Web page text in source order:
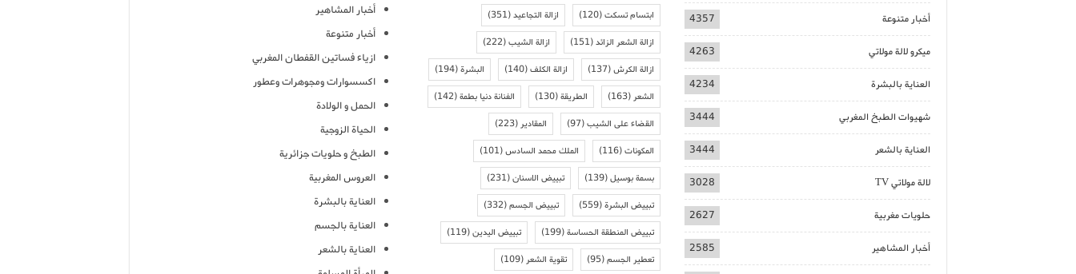
أخبار متنوعة 4357
ميكرو لالة مولاتي 4263
العناية بالبشرة 4234
شهيوات الطبخ المغربي 3444
العناية بالشعر 3444
لالة مولاتي TV 3028
حلويات مغربية 2627
أخبار المشاهير 2585
ابتسام تسكت(120) ازالة التجاعيد(351)
ازالة الشعر الزائد(151) ازالة الشيب(222)
ازالة الكرش(137) ازالة الكلف(140) البشرة(194)
الشعر(163) الطريقة(130) الفنانة دنيا بطمة(142)
القضاء على الشيب(97) المقادير(223)
المكونات(116) الملك محمد السادس(101)
بسمة بوسيل(139) تبييض الاسنان(231)
تبييض البشرة(559) تبييض الجسم(332)
تبييض المنطقة الحساسة(199) تبييض اليدين(119)
تعطير الجسم(95) تقوية الشعر(109)
أخبار المشاهير
أخبار متنوعة
ازياء فساتين القفطان المغربي
اكسسوارات ومجوهرات وعطور
الحمل و الولادة
الحياة الزوجية
الطبخ و حلويات جزائرية
العروس المغربية
العناية بالبشرة
العناية بالجسم
العناية بالشعر